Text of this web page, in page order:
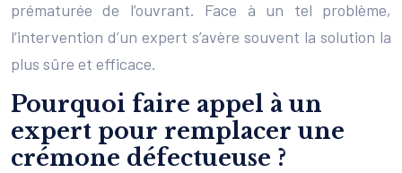
prématurée de l’ouvrant. Face à un tel problème,
l’intervention d’un expert s’avère souvent la solution la
plus sûre et efficace.
Pourquoi faire appel à un
expert pour remplacer une
crémone défectueuse ?